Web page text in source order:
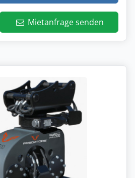
Mietanfrage senden